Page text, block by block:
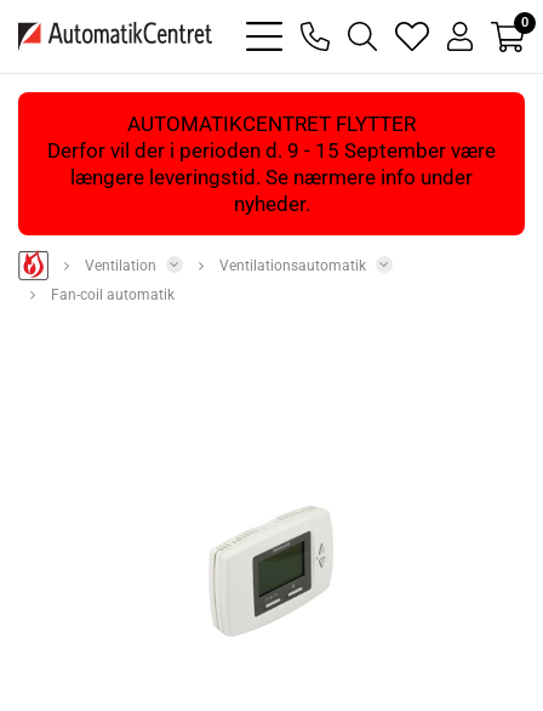
bars
light
phone
magnifying
glass
heart
light
user
light
0
AUTOMATIKCENTRET FLYTTER
Derfor vil der i perioden d. 9 - 15 September være
længere leveringstid. Se nærmere info under
nyheder.
Ventilation
Ventilationsautomatik
Fan-coil automatik